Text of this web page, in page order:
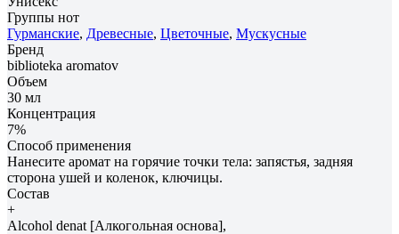
Группы нот
Гурманские, Древесные, Цветочные, Мускусные
Бренд
biblioteka aromatov
Объем
30 мл
Концентрация
7%
Способ применения
Нанесите аромат на горячие точки тела: запястья, задняя
сторона ушей и коленок, ключицы.
Состав
+
Alcohol denat [Алкогольная основа],